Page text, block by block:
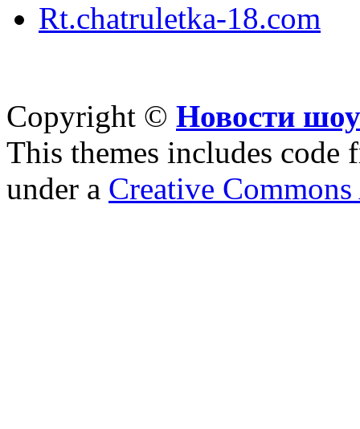
Rt.chatruletka-18.com
Copyright © Новости
This themes includes code
under a Creative